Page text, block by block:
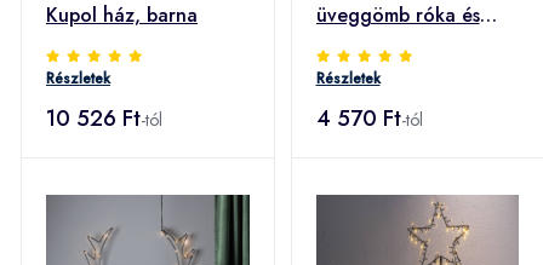
Kupol ház, barna
Részletek
10 526 Ft-tól
üveggömb róka és
bagoly
Részletek
4 570 Ft-tól